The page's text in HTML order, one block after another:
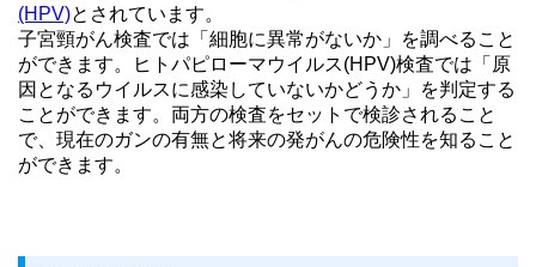
(HPV)とされています。
子宮頸がん検査では「細胞に異常がないか」を調べること
ができます。ヒトパピローマウイルス(HPV)検査では「原
因となるウイルスに感染していないかどうか」を判定する
ことができます。両方の検査をセットで検診されること
で、現在のガンの有無と将来の発がんの危険性を知ること
ができます。